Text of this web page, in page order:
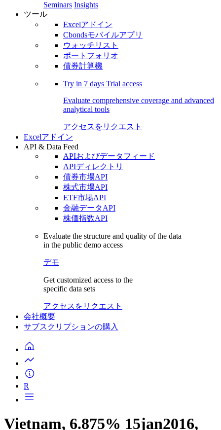
Seminars Insights
ツール
Excelアドイン
Cbondsモバイルアプリ
ウォッチリスト
ポートフォリオ
債券計算機
Try in 7 days Trial access
Evaluate comprehensive coverage and advanced
analytical tools
アクセスをリクエスト
Excelアドイン
API & Data Feed
APIおよびデータフィード
APIディレクトリ
債券市場API
株式市場API
ETF市場API
金融データAPI
株価指数API
Evaluate the structure and quality of the data
in the public demo access
デモ
Get customized access to the
specific data sets
アクセスをリクエスト
会社概要
サブスクリプションの購入
R
Vietnam, 6.875% 15jan2016,